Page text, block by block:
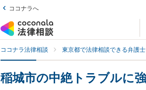
ココナラへ
ココナラ法律相談 東京都で法律相談できる弁護士
稲城市の中絶トラブルに